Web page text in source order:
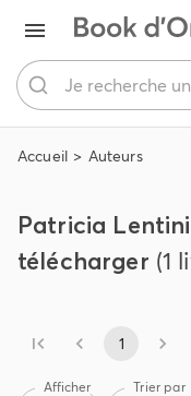
Accueil Auteurs
Patricia
télécharger (1
1
Afficher Trier par